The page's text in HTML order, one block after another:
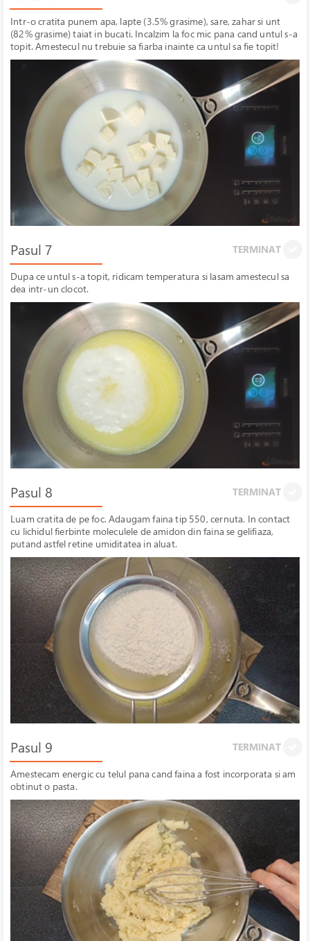
Intr-o cratita punem apa, lapte (3.5% grasime), sare, zahar si unt
(82% grasime) taiat in bucati. Incalzim la foc mic pana cand untul s-a
topit. Amestecul nu trebuie sa fiarba inainte ca untul sa fie topit!
Pasul 7 TERMINAT
Dupa ce untul s-a topit, ridicam temperatura si lasam amestecul sa
dea intr-un clocot.
Pasul 8 TERMINAT
Luam cratita de pe foc. Adaugam faina tip 550, cernuta. In contact
cu lichidul fierbinte moleculele de amidon din faina se gelifiaza,
putand astfel retine umiditatea in aluat.
Pasul 9 TERMINAT
Amestecam energic cu telul pana cand faina a fost incorporata si am
obtinut o pasta.